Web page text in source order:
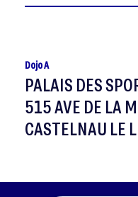
Dojo A
PALAIS DES
515 AVE DE LA
CASTELNAU LE